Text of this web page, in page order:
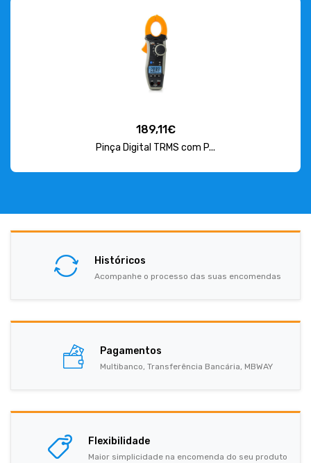
189,11€
Pinça Digital TRMS com P...
Históricos
Acompanhe o processo das suas encomendas
Pagamentos
Multibanco, Transferência Bancária, MBWAY
Flexibilidade
Maior simplicidade na encomenda do seu produto